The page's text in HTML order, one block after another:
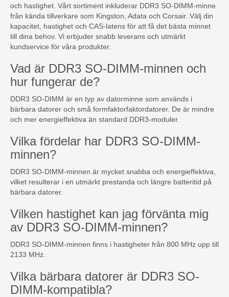
och hastighet. Vårt sortiment inkluderar DDR3 SO-DIMM-minne
från kända tillverkare som Kingston, Adata och Corsair. Välj din
kapacitet, hastighet och CAS-latens för att få det bästa minnet
till dina behov. Vi erbjuder snabb leverans och utmärkt
kundservice för våra produkter.
Vad är DDR3 SO-DIMM-minnen och
hur fungerar de?
DDR3 SO-DIMM är en typ av datorminne som används i
bärbara datorer och små formfaktorfaktordatorer. De är mindre
och mer energieffektiva än standard DDR3-moduler.
Vilka fördelar har DDR3 SO-DIMM-
minnen?
DDR3 SO-DIMM-minnen är mycket snabba och energieffektiva,
vilket resulterar i en utmärkt prestanda och längre batteritid på
bärbara datorer.
Vilken hastighet kan jag förvänta mig
av DDR3 SO-DIMM-minnen?
DDR3 SO-DIMM-minnen finns i hastigheter från 800 MHz upp till
2133 MHz.
Vilka bärbara datorer är DDR3 SO-
DIMM-kompatibla?